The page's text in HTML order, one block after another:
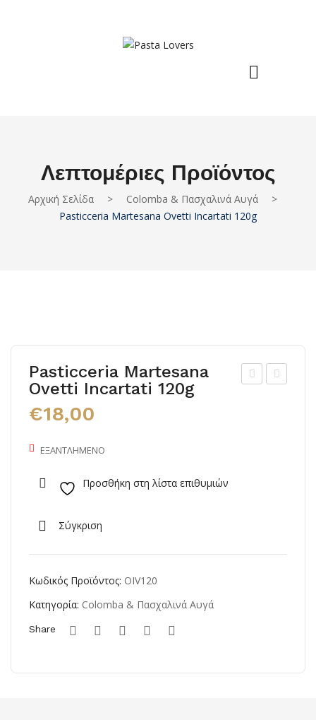
Λεπτομέριες Προϊόντος
Αρχική Σελίδα > Colomba & Πασχαλινά Αυγά
>
Pasticceria Martesana Ovetti Incartati 120g
onc Con
Pasticceria Martesana
Ovetti Incartati 120g
€18,00
ΕΞΑΝΤΛΗΜΈΝΟ
Προσθήκη στη λίστα επιθυμιών
Σύγκριση
Κωδικός Προϊόντος: OIV120
Κατηγορία: Colomba & Πασχαλινά Αυγά
Share